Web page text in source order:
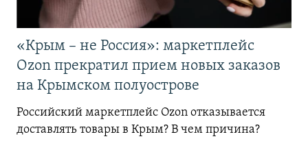
«Крым – не Россия»: маркетплейс
Ozon прекратил прием новых заказов
на Крымском полуострове
Российский маркетплейс Ozon отказывается
доставлять товары в Крым? В чем причина?